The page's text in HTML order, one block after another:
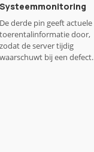
Systeemmonitoring
De derde pin geeft actuele
toerentalinformatie door,
zodat de server tijdig
waarschuwt bij een defect.